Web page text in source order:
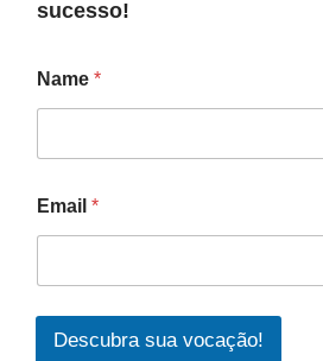
sucesso!
Name *
Email *
Descubra sua vocação!